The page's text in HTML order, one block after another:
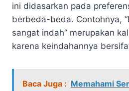
ini didasarkan pada
berbeda-beda. Contohnya,
sangat indah” merupakan
karena keindahannya
Baca Juga : Memahami